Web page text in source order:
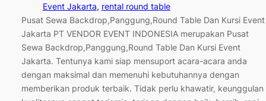
Event Jakarta, rental round table
Pusat Sewa Backdrop,Panggung,Round Table Dan Kursi Event
Jakarta PT VENDOR EVENT INDONESIA merupakan Pusat
Sewa Backdrop,Panggung,Round Table Dan Kursi Event
Jakarta. Tentunya kami siap mensuport acara-acara anda
dengan maksimal dan memenuhi kebutuhannya dengan
memberikan produk terbaik. Tidak perlu khawatir, keunggulan